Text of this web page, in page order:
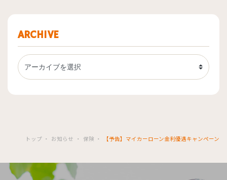
ARCHIVE
トップ お知らせ 保険 【予告】マイカーローン金利優遇キャンペーン